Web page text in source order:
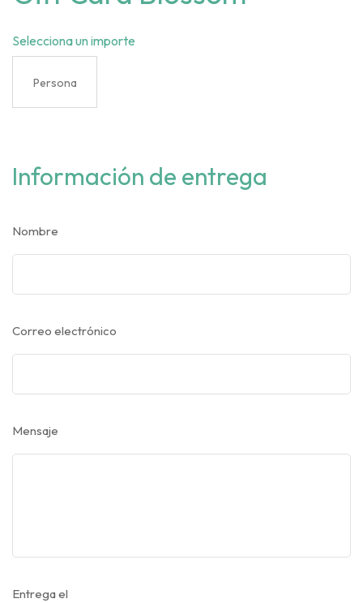
Selecciona un importe
Información de entrega
Nombre
Correo electrónico
Mensaje
Entrega el